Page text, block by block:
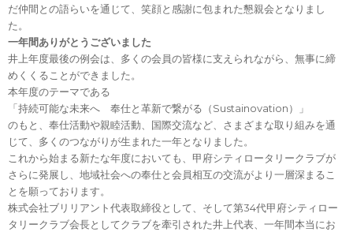
だ仲間との語らいを通じて、笑顔と感謝に包まれた懇親会となりまし
た。
一年間ありがとうございました
井上年度最後の例会は、多くの会員の皆様に支えられながら、無事に締
めくくることができました。
本年度のテーマである
「持続可能な未来へ 奉仕と革新で繋がる（Sustainovation）」
のもと、奉仕活動や親睦活動、国際交流など、さまざまな取り組みを通
じて、多くのつながりが生まれた一年となりました。
これから始まる新たな年度においても、甲府シティロータリークラブが
さらに発展し、地域社会への奉仕と会員相互の交流がより一層深まるこ
とを願っております。
株式会社ブリリアント代表取締役として、そして第34代甲府シティロー
タリークラブ会長としてクラブを牽引された井上代表、一年間本当にお